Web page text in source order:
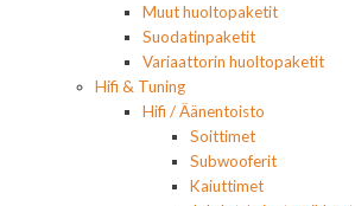
Muut huoltopaketit
Suodatinpaketit
Variaattorin huoltopaketit
Hifi & Tuning
Hifi / Äänentoisto
Soittimet
Subwooferit
Kaiuttimet